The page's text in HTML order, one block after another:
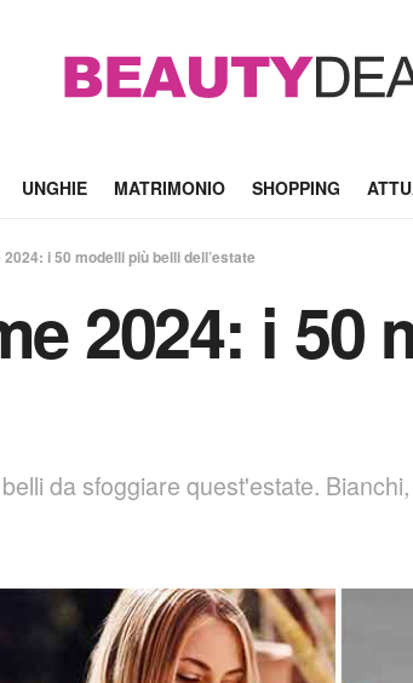
UNGHIE MATRIMONIO SHOPPING
i 50 modelli più belli dell’estate
2024: i 50
da sfoggiare quest'estate.